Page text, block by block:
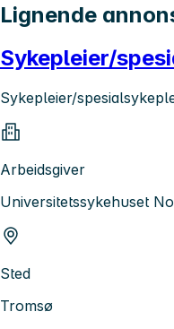
Lignende
Sykepleier/
Sykepleier/
Arbeidsgiver
Universitetssykehuset
Sted
Tromsø